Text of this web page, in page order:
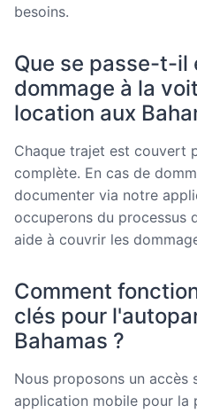
besoins.
Que se passe-t-il
dommage à la
location aux
Chaque trajet est couvert
complète. En cas de
documenter via notre
occuperons du processus
aide à couvrir les
Comment
clés pour
Bahamas ?
Nous proposons un accès
application mobile pour la